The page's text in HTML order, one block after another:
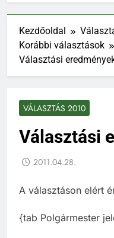
Kezdőoldal
Korábbi választások
Választási
VÁLASZTÁS 2010
Választási
2011.04.28.
A választáson elért
{tab Polgármester